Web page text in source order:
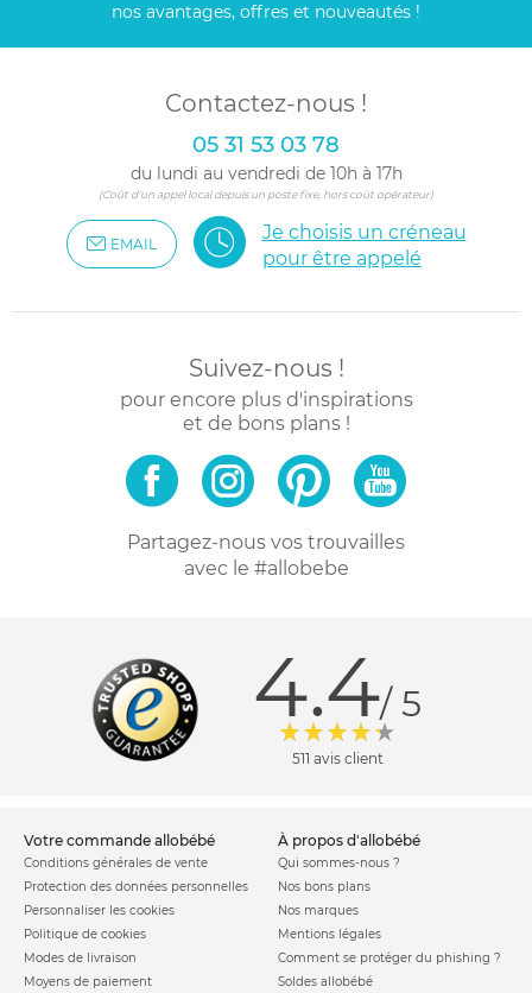
nos avantages, offres et nouveautés !
Contactez-nous !
05 31 53 03 78
du lundi au vendredi de 10h à 17h
(Coût d'un appel local depuis un poste fixe, hors coût opérateur)
EMAIL
Je choisis un créneau
pour être appelé
Suivez-nous !
pour encore plus d'inspirations
et de bons plans !
Partagez-nous vos trouvailles
avec le #allobebe
4.4/ 5
511 avis client
votre commande allobébé
Conditions générales de vente
Protection des données personnelles
Personnaliser les cookies
Politique de cookies
Modes de livraison
Moyens de paiement
à propos d'allobébé
Qui sommes-nous ?
Nos bons plans
Nos marques
Mentions légales
Comment se protéger du phishing ?
Soldes allobébé